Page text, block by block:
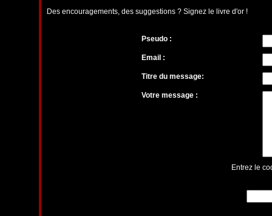
Des encouragements, des suggestions ? Signez le livre d'or !
Pseudo :
Email :
Titre du message:
Votre message :
Entrez le